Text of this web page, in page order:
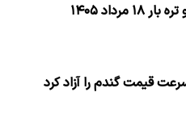
مرداد ۱۴۰۵
قیمت گندم را آزاد کرد